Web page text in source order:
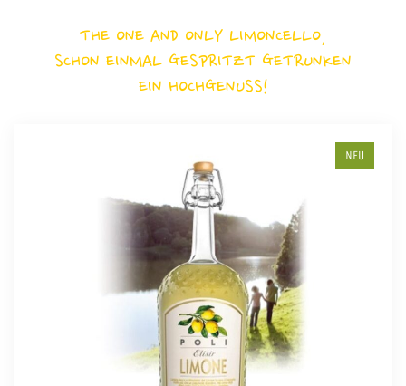
THE ONE AND ONLY LIMONCELLO,
SCHON EINMAL GESPRITZT GETRUNKEN
EIN HOCHGENUSS!
NEU